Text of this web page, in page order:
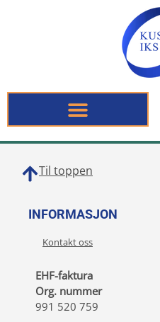
Til toppen
INFORMASJON
Kontakt oss
EHF-faktura
Org. nummer
991 520 759